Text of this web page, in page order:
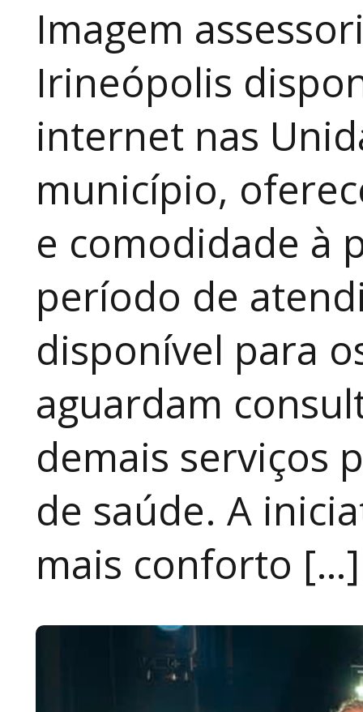
Imagem
Irineópolis
internet nas
município,
e comodidade à
período de
disponível para
aguardam
demais serviços
de saúde. A
mais conforto […]